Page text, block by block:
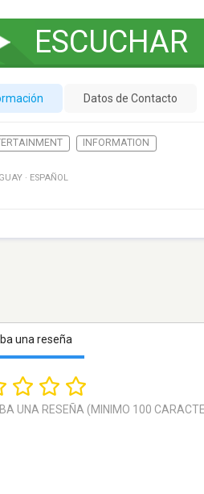
ESCUCHAR
Datos de Contacto
INFORMATION
· ESPAÑOL
una reseña